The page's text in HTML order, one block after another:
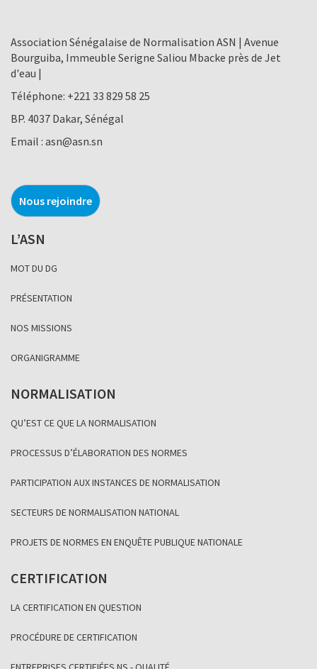
Association Sénégalaise de Normalisation ASN | Avenue
Bourguiba, Immeuble Serigne Saliou Mbacke près de Jet
d'eau |
Téléphone: +221 33 829 58 25
BP. 4037 Dakar, Sénégal
Email : asn@asn.sn
Nous rejoindre
L’ASN
MOT DU DG
PRÉSENTATION
NOS MISSIONS
ORGANIGRAMME
NORMALISATION
QU’EST CE QUE LA NORMALISATION
PROCESSUS D’ÉLABORATION DES NORMES
PARTICIPATION AUX INSTANCES DE NORMALISATION
SECTEURS DE NORMALISATION NATIONAL
PROJETS DE NORMES EN ENQUÊTE PUBLIQUE NATIONALE
CERTIFICATION
LA CERTIFICATION EN QUESTION
PROCÉDURE DE CERTIFICATION